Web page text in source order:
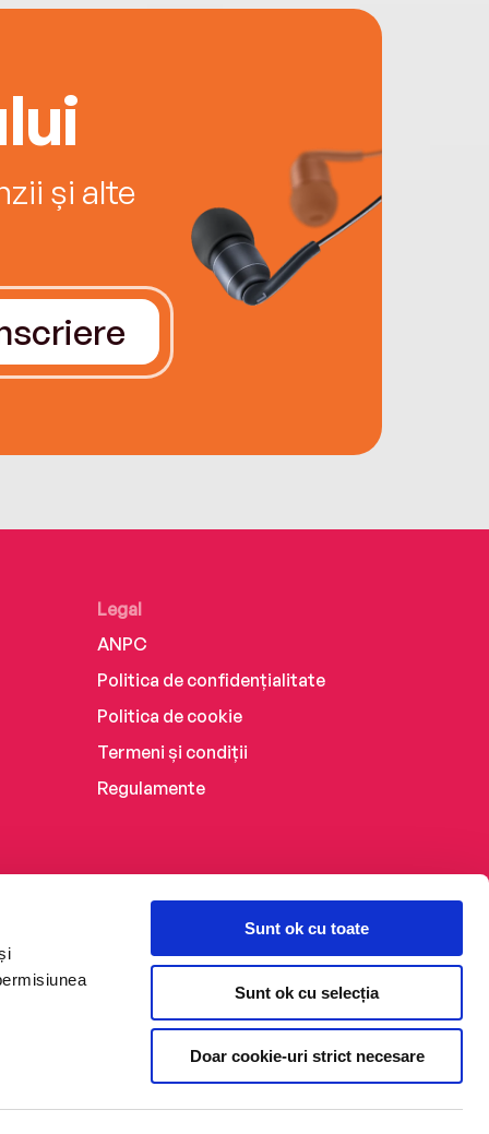
Sunt ok cu toate
Sunt ok cu selecția
Doar cookie-uri strict necesare
și alte
Legal
ANPC
Politica de confidențialitate
Politica de cookie
Termeni și condiții
Regulamente